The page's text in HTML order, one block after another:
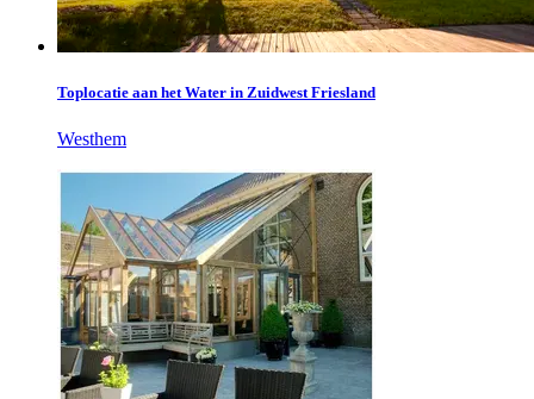
Toplocatie aan het Water in Zuidwest Friesland
Westhem